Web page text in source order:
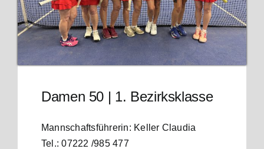
Damen 50 | 1. Bezirksklasse
Mannschaftsführerin: Keller Claudia
Tel.: 07222 /985 477